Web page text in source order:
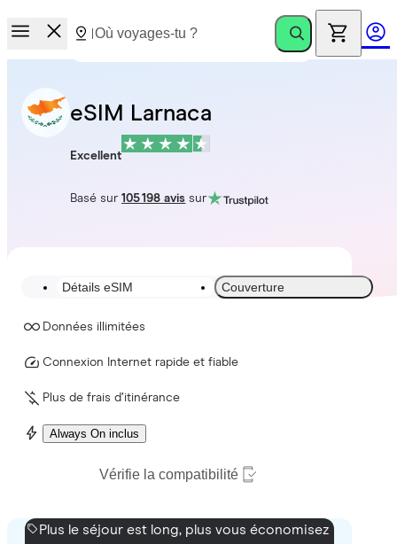
eSIM Larnaca
Excellent
Basé sur105 198 avis sur
Détails eSIM Couverture
Données illimitées
Connexion Internet rapide et fiable
Plus de frais d’itinérance
Always On inclus
Vérifie la compatibilité
Plus le séjour est long, plus vous économisez